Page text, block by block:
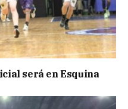
será en Esquina